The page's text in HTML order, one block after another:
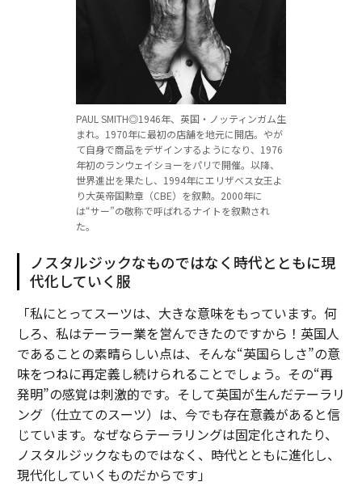
PAUL SMITH◎1946年、英国・ノッティンガム生
まれ。1970年に最初の店舗を地元に開店。やが
て自身で商品をデザインするようになり、1976
年初のランウェイショーをパリで開催。以降、
世界進出を果たし、1994年にエリザベス女王よ
り大英帝国勲章（CBE）を叙勲。2000年に
は“サー”の敬称で呼ばれるナイトを叙勲され
た。
ノスタルジックなものではなく時代とともに現
代化していく服
「私にとってスーツは、大きな意味をもっています。何
しろ、私はテーラー業を営んできたのですから！英国人
であることの素晴らしい点は、そんな“英国らしさ”の意
味をつねに再定義し続けられることでしょう。その“再
発明”の感覚は刺激的です。そして英国が生んだテーラリ
ング（仕立てのスーツ）は、今でも存在意義があると信
じています。なぜならテーラリングは固定化されたり、
ノスタルジックなものではなく、時代とともに進化し、
現代化していくものだからです」